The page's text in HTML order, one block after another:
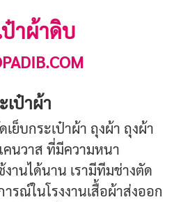
ป๋าผ้าดิบ
เป๋าผ้า
ย็บกระเป๋าผ้า ถุงผ้า ถุงผ้า
นวาส ที่มีความหนา
านได้นาน เรามีทีมช่างตัด
ณ์ในโรงงานเสื้อผ้าส่งออก